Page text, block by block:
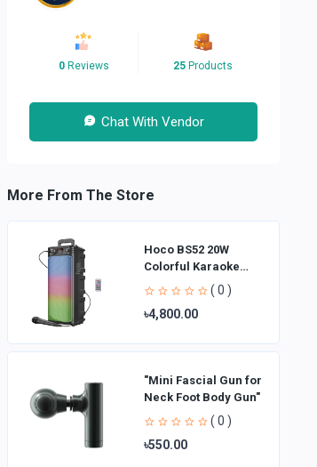
0Reviews 25Products
Chat With Vendor
More From The Store
Hoco BS52 20W
Colorful Karaoke
Bluetooth Speaker
( 0 )
৳4,800.00
"Mini Fascial Gun for
Neck Foot Body Gun"
( 0 )
৳550.00